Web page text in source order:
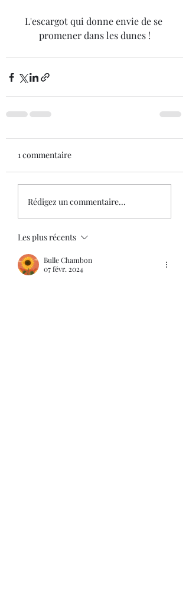
L'escargot qui donne envie de se
promener dans les dunes !
1 commentaire
Rédigez un commentaire...
Les plus récents
Bulle Chambon
07 févr. 2024